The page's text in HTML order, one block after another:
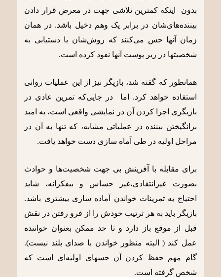
بدون اینکه کمترین تلاشی جهت در معرض قرار دادن
بیننده‌های‌شان در برابر یک وهم دخیل باشد. در همان
زمان آنها حس می‌کنند که روش‌شان با دستیابی به
شخصیت‎ها در زیر پوست آنها نفوذ کرده است.
همانطور که گفته شد، بازیگر نیز از این عملیات روانی
استفاده خواهد کرد. اما در جایی‌که تمرین عادی در
بازیگری اجرا کردن آن در نمایشی واقعی است، به امید
برانگیختن بیننده در عملیاتی مشابه، که تنها به آن در
مراحل اولیه در طی آماه سازی دست خواهد یافت.
برای مقابله با آفرینش بی جهت شخصیت‌ها و حوادث
بصورت غیرانتقادی،غیر حساس و بیفکرانه، شاید
احتیاج به تمرینات خواندن آماده سازی بیشتری باشد.
بازیگر باید به هر ترتیب خودش را از فرو رفتن در نقش
قبل از موقع باز دارد و تا حد ممکن بعنوان خواننده
عمل کند ( البته منظور خواندن با صدای بلند نیست).
گام مهم حفظ کردن آن حس‎های اولیه‌ای است که
شخص گرفته است.